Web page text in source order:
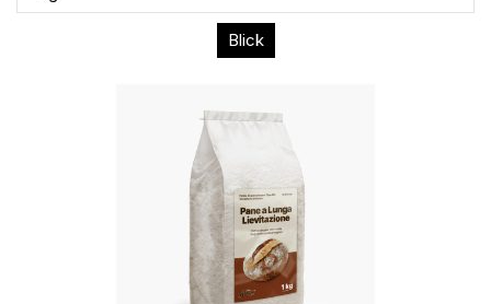
Blick